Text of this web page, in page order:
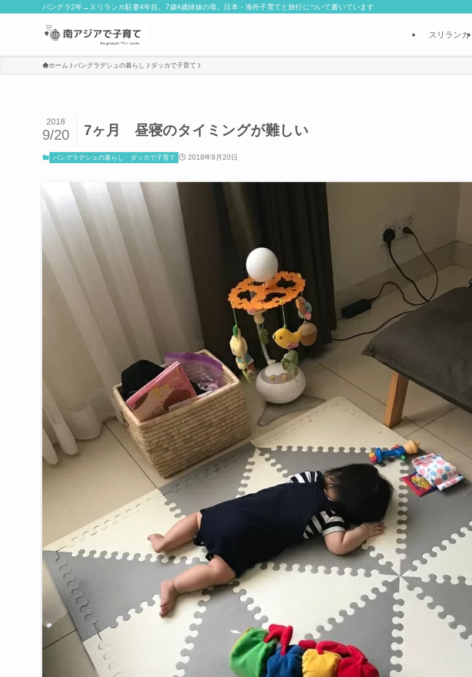
バングラ2年→スリランカ駐妻4年目。7歳4歳姉妹の母。日本・海外子育てと旅行について書いています
スリランカ
ホーム バングラデシュの暮らし ダッカで子育て
7ヶ月 昼寝のタイミングが難しい
2018
9/20
バングラデシュの暮らし ダッカで子育て 2018年9月20日